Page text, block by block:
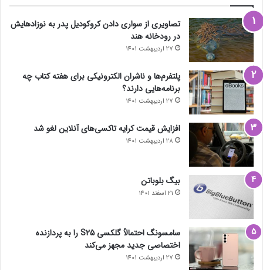
تصاویری از سواری دادن کروکودیل پدر به نوزادهایش
در رودخانه هند
27 اردیبهشت 1401
پلتفرم‌ها و ناشران الکترونیکی برای هفته کتاب چه
برنامه‌هایی دارند؟
27 اردیبهشت 1401
افزایش قیمت کرایه تاکسی‌های آنلاین لغو شد
28 اردیبهشت 1401
بیگ بلوباتن
21 اسفند 1401
سامسونگ احتمالاً گلکسی S25 را به پردازنده
اختصاصی جدید مجهز می‌کند
27 اردیبهشت 1401